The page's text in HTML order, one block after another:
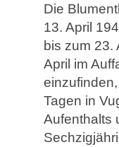
Die
13. April
bis zum 23.
April im
Tagen in
Aufenthalts